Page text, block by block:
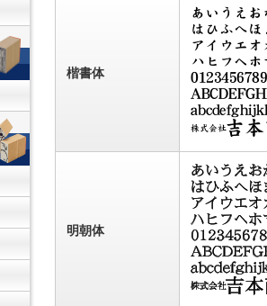
楷書体
明朝体